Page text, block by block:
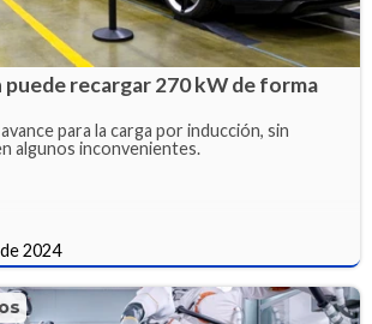
puede recargar 270 kW de forma
para la carga por inducción, sin
algunos inconvenientes.
2024